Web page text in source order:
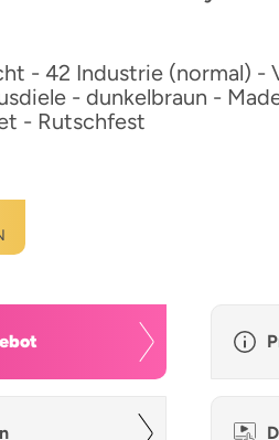
- 42 Industrie (normal) -
- dunkelbraun -
- Rutschfest